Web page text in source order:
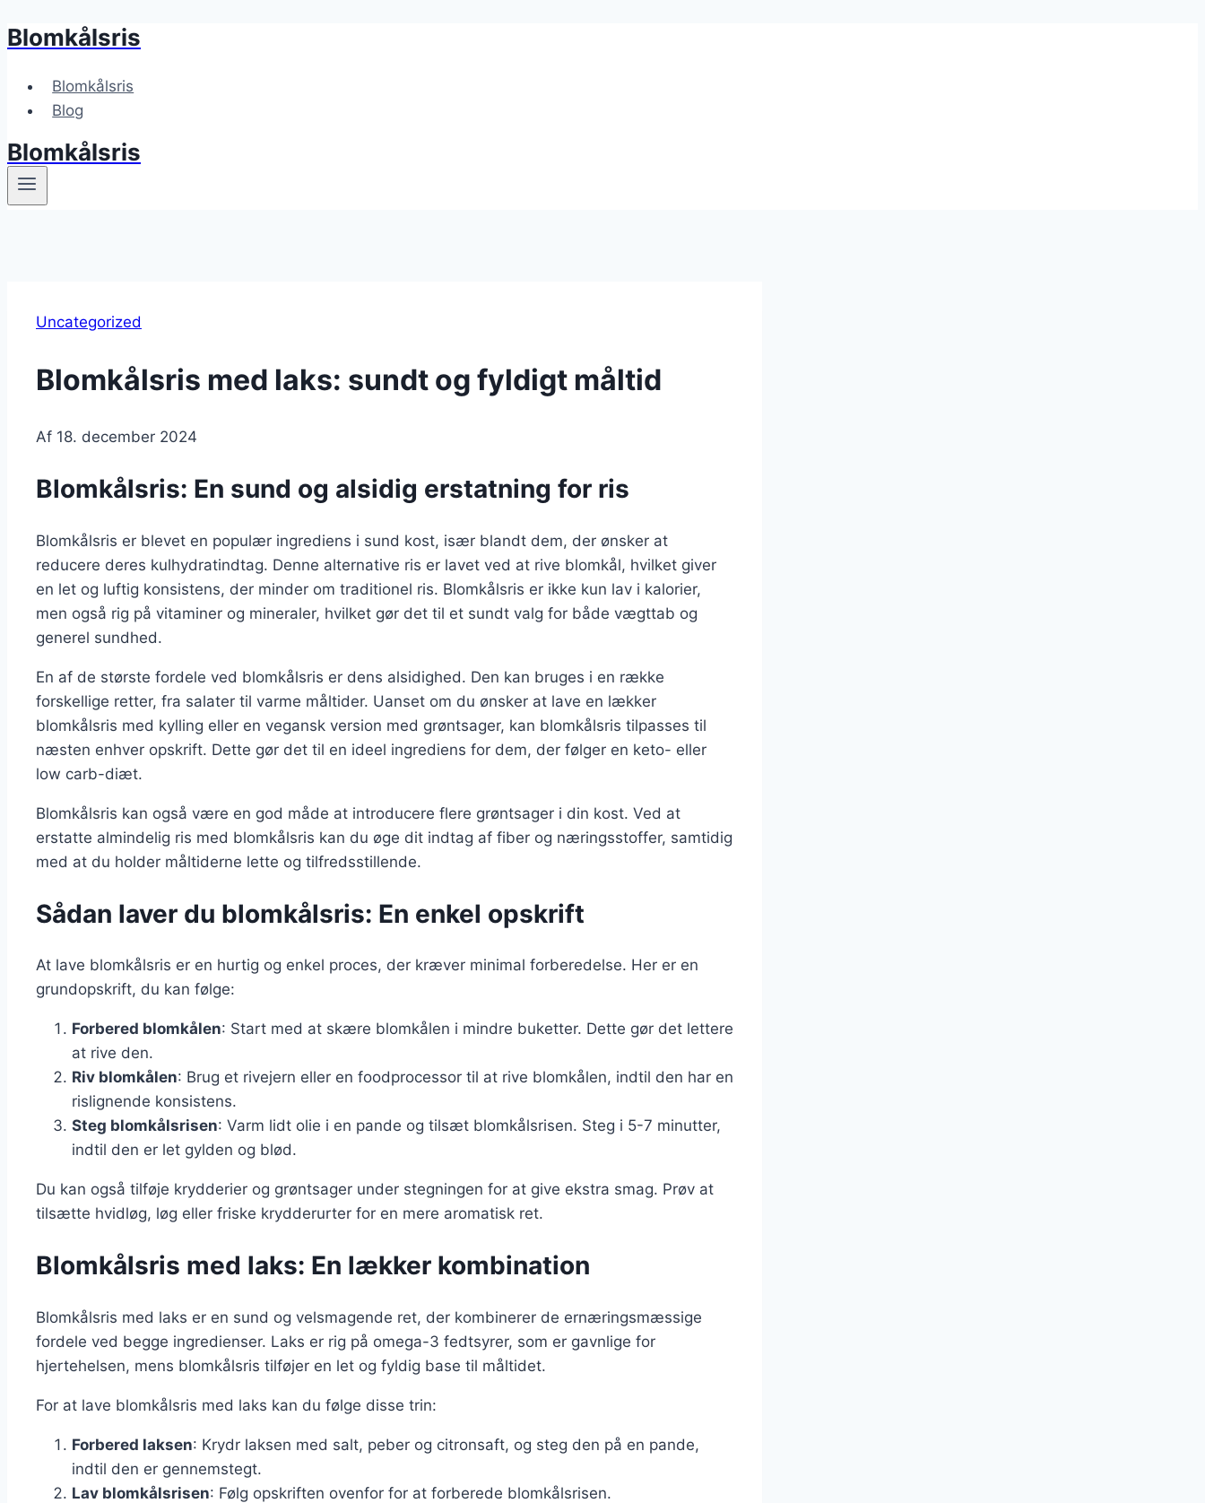
Fortsæt
indhold
Blomkålsris
Blomkålsris
Blog
Blomkålsris
Uncategorized
Blomkålsris med laks: sundt og fyldigt måltid
Af 18. december 2024
Blomkålsris: En sund og alsidig erstatning for ris
Blomkålsris er blevet en populær ingrediens i sund kost, især blandt dem, der ønsker at
reducere deres kulhydratindtag. Denne alternative ris er lavet ved at rive blomkål, hvilket giver
en let og luftig konsistens, der minder om traditionel ris. Blomkålsris er ikke kun lav i kalorier,
men også rig på vitaminer og mineraler, hvilket gør det til et sundt valg for både vægttab og
generel sundhed.
En af de største fordele ved blomkålsris er dens alsidighed. Den kan bruges i en række
forskellige retter, fra salater til varme måltider. Uanset om du ønsker at lave en lækker
blomkålsris med kylling eller en vegansk version med grøntsager, kan blomkålsris tilpasses til
næsten enhver opskrift. Dette gør det til en ideel ingrediens for dem, der følger en keto- eller
low carb-diæt.
Blomkålsris kan også være en god måde at introducere flere grøntsager i din kost. Ved at
erstatte almindelig ris med blomkålsris kan du øge dit indtag af fiber og næringsstoffer, samtidig
med at du holder måltiderne lette og tilfredsstillende.
Sådan laver du blomkålsris: En enkel opskrift
At lave blomkålsris er en hurtig og enkel proces, der kræver minimal forberedelse. Her er en
grundopskrift, du kan følge:
Forbered blomkålen: Start med at skære blomkålen i mindre buketter. Dette gør det lettere
at rive den.
Riv blomkålen: Brug et rivejern eller en foodprocessor til at rive blomkålen, indtil den har en
rislignende konsistens.
Steg blomkålsrisen: Varm lidt olie i en pande og tilsæt blomkålsrisen. Steg i 5-7 minutter,
indtil den er let gylden og blød.
Du kan også tilføje krydderier og grøntsager under stegningen for at give ekstra smag. Prøv at
tilsætte hvidløg, løg eller friske krydderurter for en mere aromatisk ret.
Blomkålsris med laks: En lækker kombination
Blomkålsris med laks er en sund og velsmagende ret, der kombinerer de ernæringsmæssige
fordele ved begge ingredienser. Laks er rig på omega-3 fedtsyrer, som er gavnlige for
hjertehelsen, mens blomkålsris tilføjer en let og fyldig base til måltidet.
For at lave blomkålsris med laks kan du følge disse trin:
Forbered laksen: Krydr laksen med salt, peber og citronsaft, og steg den på en pande,
indtil den er gennemstegt.
Lav blomkålsrisen: Følg opskriften ovenfor for at forberede blomkålsrisen.